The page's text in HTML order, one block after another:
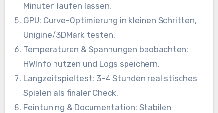
Minuten laufen lassen.
GPU: Curve-Optimierung in kleinen Schritten,
Unigine/3DMark testen.
Temperaturen & Spannungen beobachten:
HWInfo nutzen und Logs speichern.
Langzeitspieltest: 3–4 Stunden realistisches
Spielen als finaler Check.
Feintuning & Documentation: Stabilen